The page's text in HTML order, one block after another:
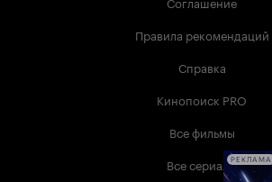
Правила рекомендаций
Справка
Кинопоиск PRO
Все фильмы
Все сериалыРЕКЛАМА